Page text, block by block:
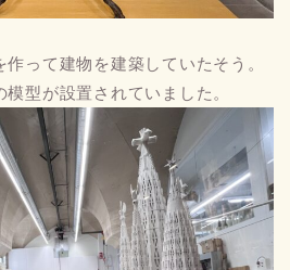
って建物を建築していたそう。
型が設置されていました。